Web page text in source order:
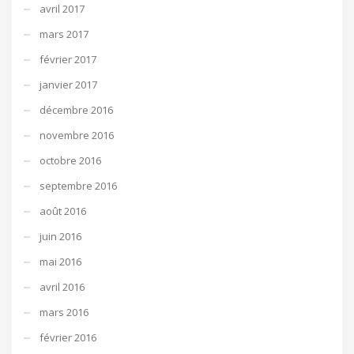
avril 2017
mars 2017
février 2017
janvier 2017
décembre 2016
novembre 2016
octobre 2016
septembre 2016
août 2016
juin 2016
mai 2016
avril 2016
mars 2016
février 2016